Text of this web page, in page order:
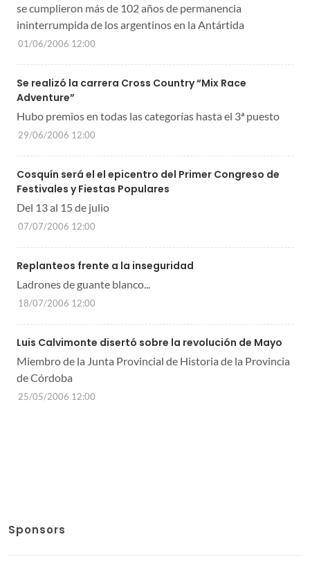
se cumplieron más de 102 años de permanencia
ininterrumpida de los argentinos en la Antártida
01/06/2006 12:00
Se realizó la carrera Cross Country “Mix Race
Adventure”
Hubo premios en todas las categorías hasta el 3ª puesto
29/06/2006 12:00
Cosquín será el el epicentro del Primer Congreso de
Festivales y Fiestas Populares
Del 13 al 15 de julio
07/07/2006 12:00
Replanteos frente a la inseguridad
Ladrones de guante blanco...
18/07/2006 12:00
Luis Calvimonte disertó sobre la revolución de Mayo
Miembro de la Junta Provincial de Historia de la Provincia
de Córdoba
25/05/2006 12:00
Sponsors